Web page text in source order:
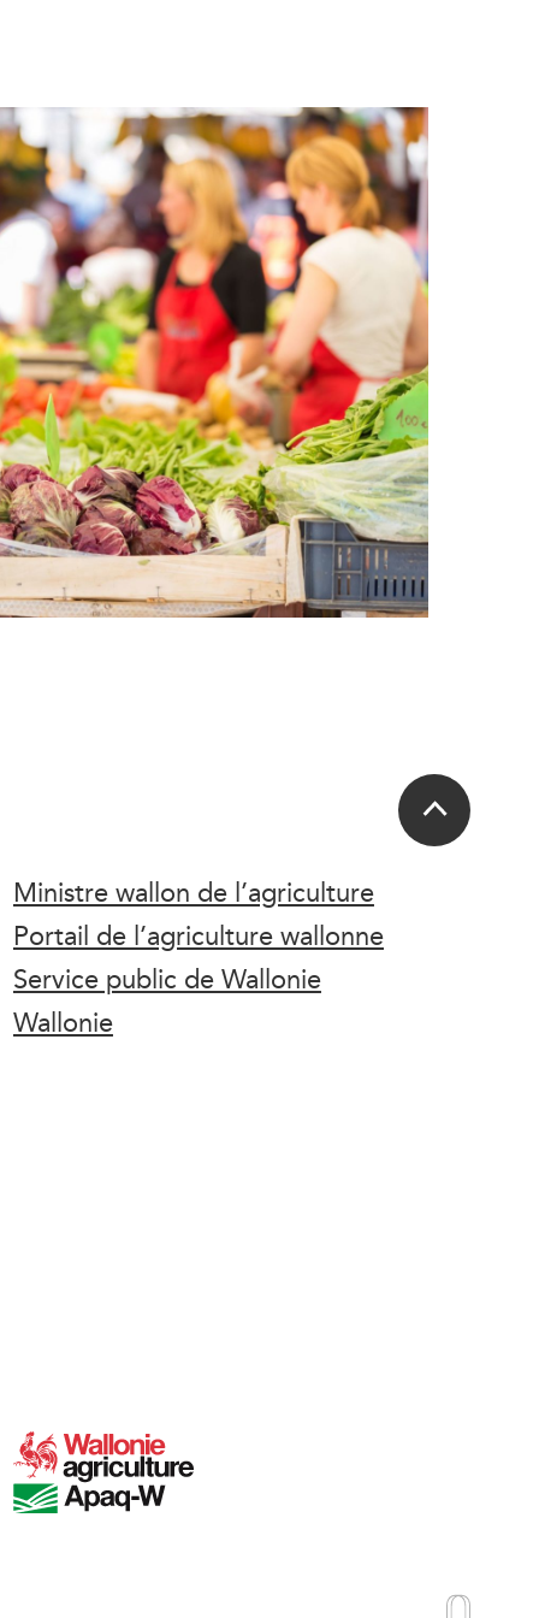
Ministre wallon de l’agriculture
Portail de l’agriculture wallonne
Service public de Wallonie
Wallonie